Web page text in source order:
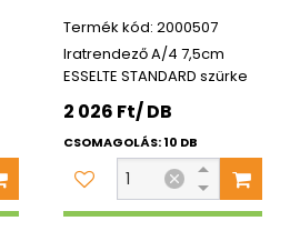
2000507
Iratrendező A/4 7,5cm
ESSELTE STANDARD szürke
2 026 Ft/ DB
CSOMAGOLÁS: 10 DB